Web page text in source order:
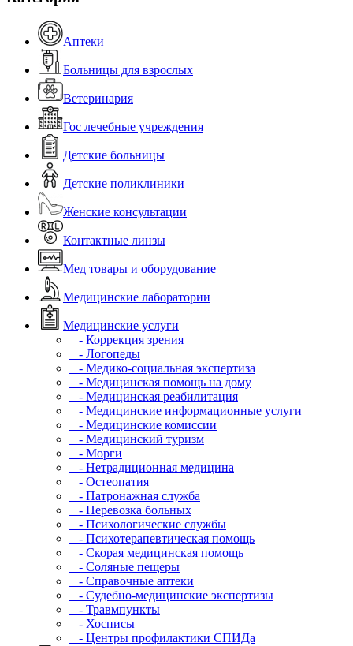
Аптеки
Больницы для взрослых
Ветеринария
Гос лечебные учреждения
Детские больницы
Детские поликлиники
Женские консультации
Контактные линзы
Мед товары и оборудование
Медицинские лаборатории
Медицинские услуги
- Коррекция зрения
- Логопеды
- Медико-социальная экспертиза
- Медицинская помощь на дому
- Медицинская реабилитация
- Медицинские информационные услуги
- Медицинские комиссии
- Медицинский туризм
- Морги
- Нетрадиционная медицина
- Остеопатия
- Патронажная служба
- Перевозка больных
- Психологические службы
- Психотерапевтическая помощь
- Скорая медицинская помощь
- Соляные пещеры
- Справочные аптеки
- Судебно-медицинские экспертизы
- Травмпункты
- Хосписы
- Центры профилактики СПИДа